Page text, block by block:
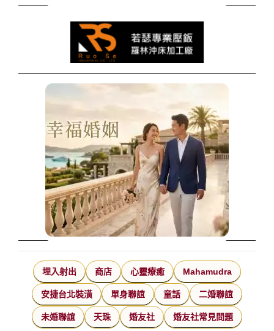
埋入射出 商店 心靈療癒 Mahamudra
安捷台北裝潢 單身聯誼 童話 二婚聯誼
未婚聯誼 天珠 婚友社 婚友社常見問題